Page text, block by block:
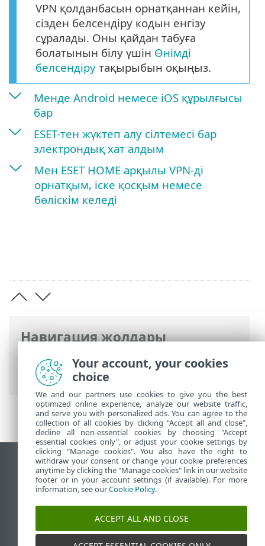
Навигация жолдары
ESET онлайн анықтамасы>ESET VPN>
ESET VPN
> Орнату
VPN қолданбасын орнатқаннан кейін,
сізден белсендіру кодын енгізу
сұралады. Оны қайдан табуға
болатынын білу үшін Өнімді
белсендіру тақырыбын оқыңыз.
Менде Android немесе iOS құрылғысы
бар
ESET-тен жүктеп алу сілтемесі бар
электрондық хат алдым
Мен ESET HOME арқылы VPN-ді
орнатқым, іске қосқым немесе
бөліскім келеді
Жұмыс үстеліндегі сайтты қарау
End of Life
ESET білім қоры
ESET форумы
ESET Status Portal
Аймақтық қолдау
Your account, your cookies
choice
We and our partners use cookies to give you the best
optimized online experience, analyze our website traffic,
and serve you with personalized ads. You can agree to the
collection of all cookies by clicking "Accept all and close",
decline all non-essential cookies by choosing "Accept
essential cookies only", or adjust your cookie settings by
clicking "Manage cookies". You also have the right to
withdraw your consent or change your cookie preferences
anytime by clicking the "Manage cookies" link in our website
footer or in your account settings (if available). For more
information, see ourCookie Policy.
ACCEPT ALL AND CLOSE